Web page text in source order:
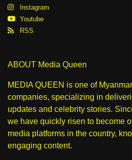
Instagram
Youtube
RSS
ABOUT Media Queen
MEDIA QUEEN is one of
companies, specializing in
updates and celebrity stories.
we have quickly risen to become
media platforms in the country,
engaging content.